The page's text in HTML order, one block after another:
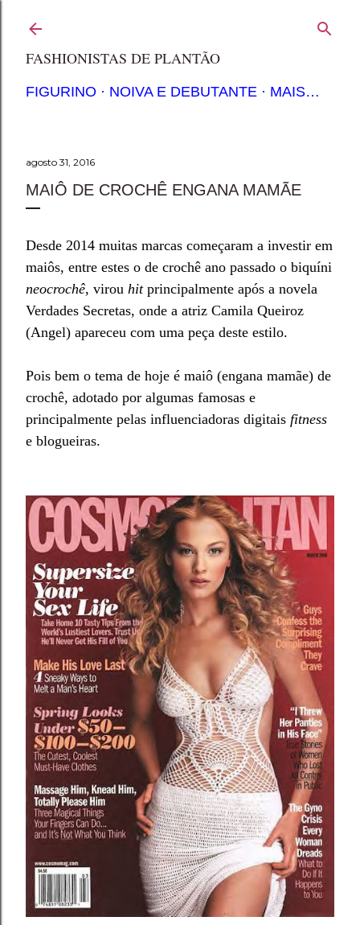
FASHIONISTAS DE PLANTÃO
FIGURINO NOIVA E DEBUTANTE MAIS…
agosto 31, 2016
MAIÔ DE CROCHÊ ENGANA MAMÃE
Desde 2014 muitas marcas começaram a investir em
maiôs, entre estes o de crochê ano passado o biquíni
neocrochê, virou hitprincipalmente após a novela
Verdades Secretas, onde a atriz Camila Queiroz
(Angel) apareceu com uma peça deste estilo.
Pois bem o tema de hoje é maiô (engana mamãe) de
crochê, adotado por algumas famosas e
principalmente pelas influenciadoras digitais fitness
e blogueiras.